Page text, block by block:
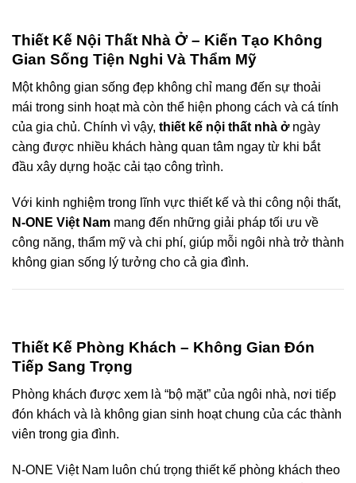
Thiết Kế Nội Thất Nhà Ở – Kiến Tạo Không
Gian Sống Tiện Nghi Và Thẩm Mỹ
Một không gian sống đẹp không chỉ mang đến sự thoải
mái trong sinh hoạt mà còn thể hiện phong cách và cá tính
của gia chủ. Chính vì vậy, thiết kế nội thất nhà ởngày
càng được nhiều khách hàng quan tâm ngay từ khi bắt
đầu xây dựng hoặc cải tạo công trình.
Với kinh nghiệm trong lĩnh vực thiết kế và thi công nội thất,
N-ONE Việt Nam mang đến những giải pháp tối ưu về
công năng, thẩm mỹ và chi phí, giúp mỗi ngôi nhà trở thành
không gian sống lý tưởng cho cả gia đình.
Thiết Kế Phòng Khách – Không Gian Đón
Tiếp Sang Trọng
Phòng khách được xem là “bộ mặt” của ngôi nhà, nơi tiếp
đón khách và là không gian sinh hoạt chung của các thành
viên trong gia đình.
N-ONE Việt Nam luôn chú trọng thiết kế phòng khách theo